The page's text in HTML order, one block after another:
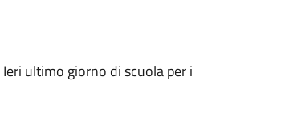
Ieri ultimo giorno di scuola per i